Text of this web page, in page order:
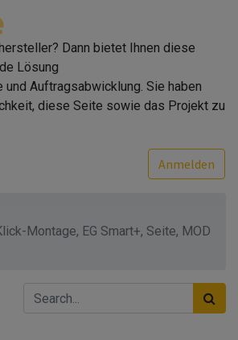
Dann bietet Ihnen diese
Lösung
Auftragsabwicklung. Sie haben
diese Seite sowie das Projekt zu
Anmelden
Montage, EG Smart+, Seite, MOD